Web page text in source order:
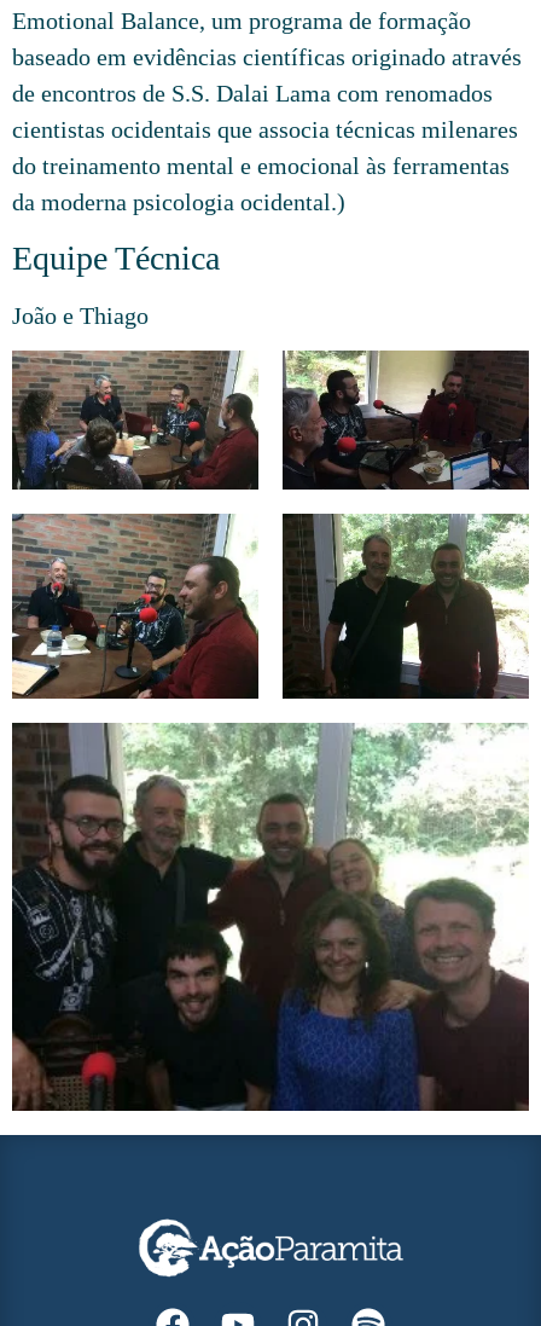
Emotional Balance, um programa de formação
baseado em evidências científicas originado através
de encontros de S.S. Dalai Lama com renomados
cientistas ocidentais que associa técnicas milenares
do treinamento mental e emocional às ferramentas
da moderna psicologia ocidental.)
Equipe Técnica
João e Thiago